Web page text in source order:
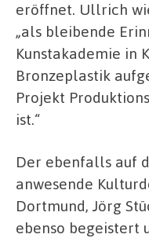
eröffnet. Ullrich
„als bleibende
Kunstakademie in
Bronzeplastik
Projekt
ist.“
Der ebenfalls auf
anwesende
Dortmund, Jörg
ebenso begeistert